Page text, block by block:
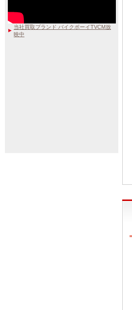
当社買取ブランド バイクボーイTVCM放
映中